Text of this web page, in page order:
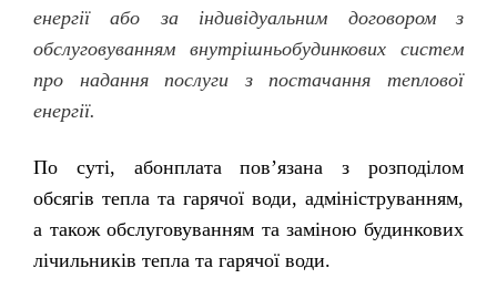
енергії або за індивідуальним договором з
обслуговуванням внутрішньобудинкових систем
про надання послуги з постачання теплової
енергії.
По суті, абонплата пов’язана з розподілом
обсягів тепла та гарячої води, адмініструванням,
а також обслуговуванням та заміною будинкових
лічильників тепла та гарячої води.